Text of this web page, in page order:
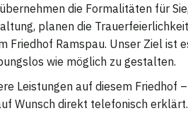
die Formalitäten für Sie,
planen die
Friedhof Ramspau. Unser Ziel ist
wie möglich zu gestalten.
Leistungen auf diesem Friedhof –
Wunsch direkt telefonisch erklärt.